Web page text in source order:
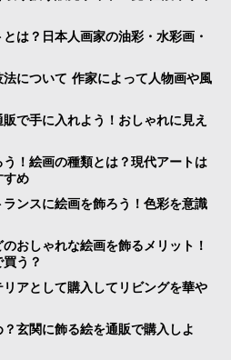
とは？日本人画家の油彩・水彩画・
法について 作家によって人物画や風
販で手に入れよう！おしゃれに見え
！絵画の種類とは？現代アートは
すめ
ンスに絵画を飾ろう！色彩を意識
おしゃれな絵画を飾るメリット！
う？
アとして購入してリビングを華や
玄関に飾る絵を通販で購入しよ